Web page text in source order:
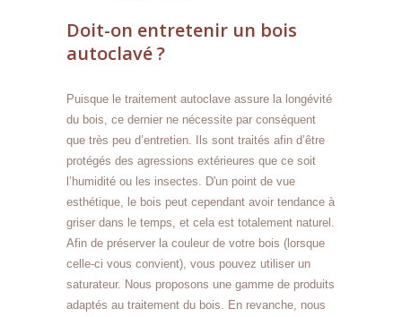
Doit-on entretenir un bois
autoclavé ?
Puisque le traitement autoclave assure la longévité
du bois, ce dernier ne nécessite par conséquent
que très peu d’entretien. Ils sont traités afin d’être
protégés des agressions extérieures que ce soit
l’humidité ou les insectes. D'un point de vue
esthétique, le bois peut cependant avoir tendance à
griser dans le temps, et cela est totalement naturel.
Afin de préserver la couleur de votre bois (lorsque
celle-ci vous convient), vous pouvez utiliser un
saturateur. Nous proposons une gamme de produits
adaptés au traitement du bois. En revanche, nous